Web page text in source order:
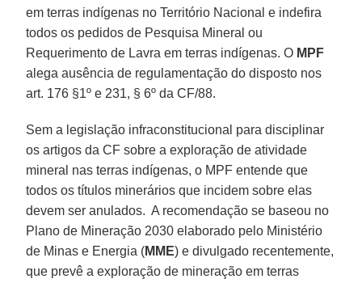
em terras indígenas no Território Nacional e indefira
todos os pedidos de Pesquisa Mineral ou
Requerimento de Lavra em terras indígenas. O MPF
alega ausência de regulamentação do disposto nos
art. 176 §1º e 231, § 6º da CF/88.
Sem a legislação infraconstitucional para disciplinar
os artigos da CF sobre a exploração de atividade
mineral nas terras indígenas, o MPF entende que
todos os títulos minerários que incidem sobre elas
devem ser anulados. A recomendação se baseou no
Plano de Mineração 2030 elaborado pelo Ministério
de Minas e Energia (MME) e divulgado recentemente,
que prevê a exploração de mineração em terras